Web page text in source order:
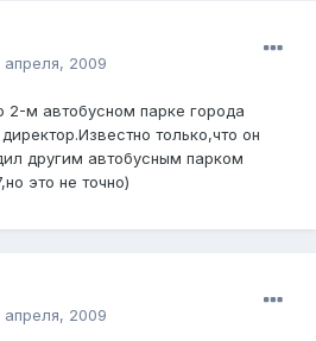
апреля, 2009
2-м автобусном парке города
только,что он
другим автобусным парком
это не точно)
апреля, 2009